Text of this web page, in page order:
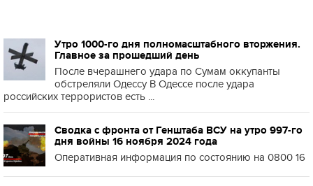
Утро 1000-го дня полномасштабного вторжения.
Главное за прошедший день
После вчерашнего удара по Сумам оккупанты
обстреляли Одессу В Одессе после удара
российских террористов есть ...
Сводка с фронта от Генштаба ВСУ на утро 997-го
дня войны 16 ноября 2024 года
Оперативная информация по состоянию на 0800 16